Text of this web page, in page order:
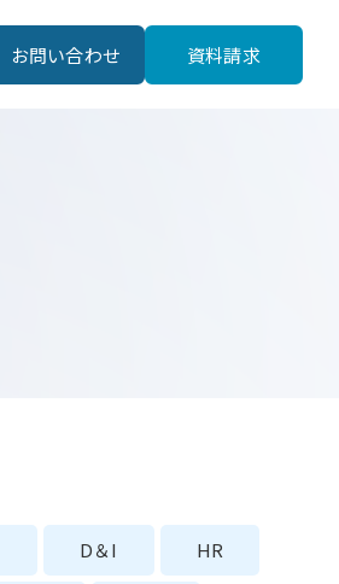
お問い合わせ 資料請求
D＆I HR